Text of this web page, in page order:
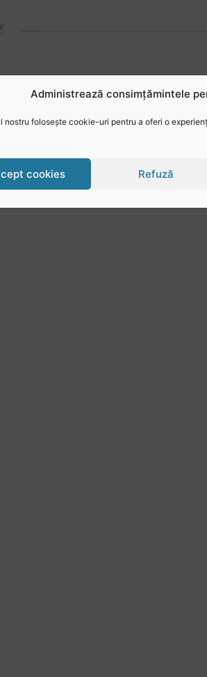
Administrează consimțămintele
nostru folosește cookie-uri pentru a oferi o
cookies Refuză